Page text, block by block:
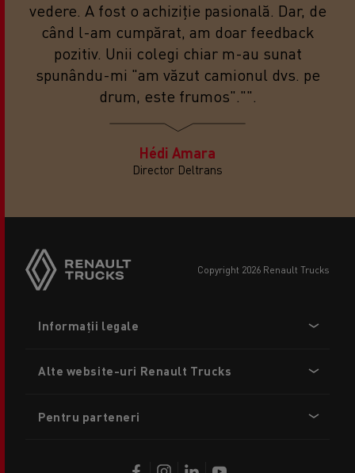
vedere. A fost o achiziție pasională. Dar, de
când l-am cumpărat, am doar feedback
pozitiv. Unii colegi chiar m-au sunat
spunându-mi "am văzut camionul dvs. pe
drum, este frumos"."".
Hédi Amara
Director Deltrans
copyright 2026 Renault Trucks
menu
Informații legale
Alte website-uri Renault Trucks
Pentru parteneri